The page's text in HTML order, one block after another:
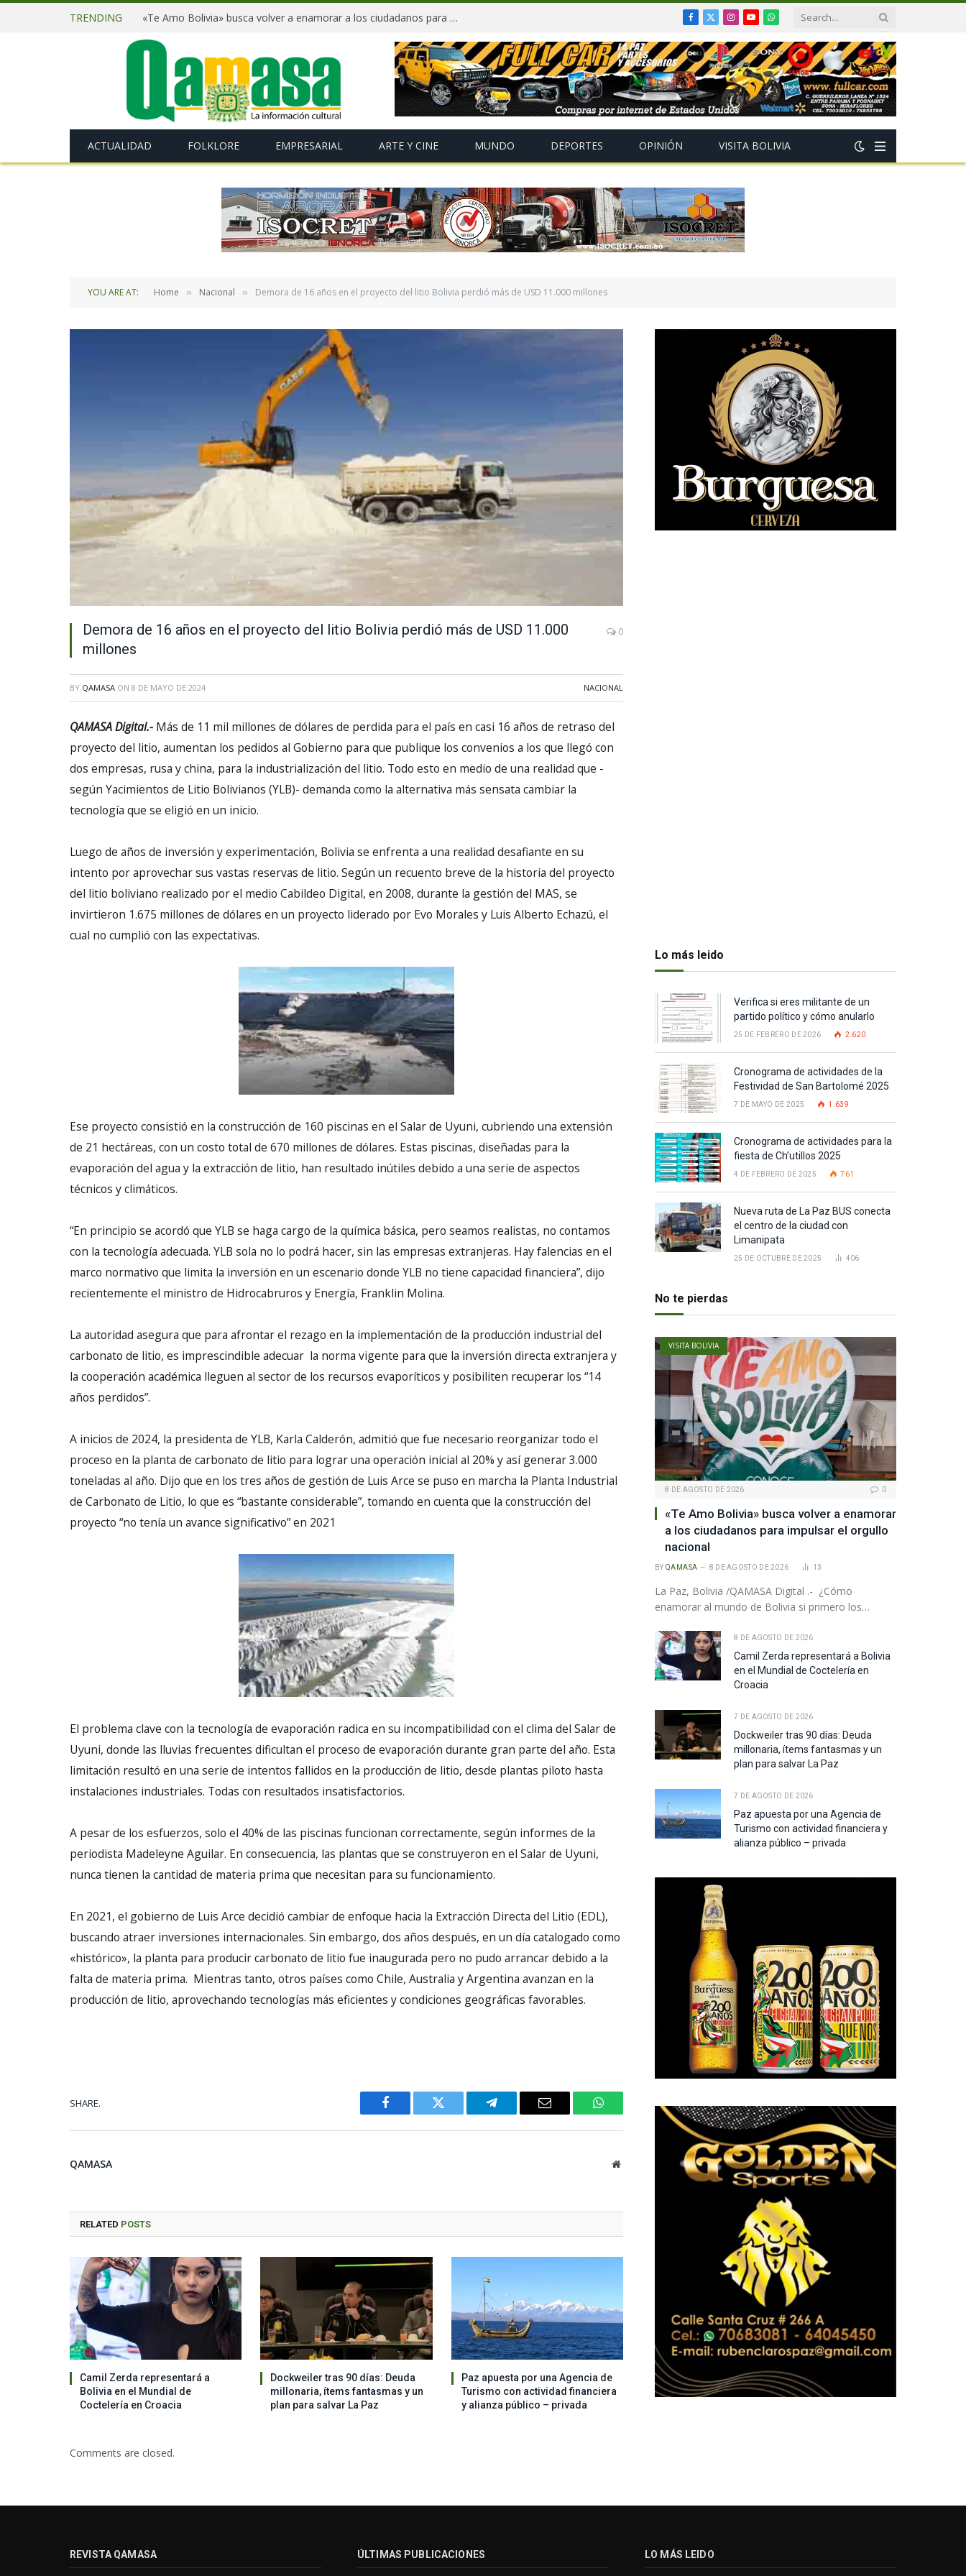
TRENDING «Te Amo Bolivia» busca volver a enamorar a los ciudadanos para impulsar el orgullo nacional Facebook
X
(Twitter)
Instagram
YouTubeWhatsApp
ACTUALIDAD FOLKLORE EMPRESARIAL ARTE Y CINE MUNDO DEPORTES OPINIÓN VISITA BOLIVIA
YOU ARE AT: Home » Nacional » Demora de 16 años en el proyecto del litio Bolivia perdió más de USD 11.000 millones
Demora de 16 años en el proyecto del litio Bolivia perdió más de USD 11.000
millones
0
BY QAMASA ON 8 DE MAYO DE 2024 NACIONAL
QAMASA Digital.- Más de 11 mil millones de dólares de perdida para el país en casi 16 años de retraso del
proyecto del litio, aumentan los pedidos al Gobierno para que publique los convenios a los que llegó con
dos empresas, rusa y china, para la industrialización del litio. Todo esto en medio de una realidad que -
según Yacimientos de Litio Bolivianos (YLB)- demanda como la alternativa más sensata cambiar la
tecnología que se eligió en un inicio.
Luego de años de inversión y experimentación, Bolivia se enfrenta a una realidad desafiante en su
intento por aprovechar sus vastas reservas de litio. Según un recuento breve de la historia del proyecto
del litio boliviano realizado por el medio Cabildeo Digital, en 2008, durante la gestión del MAS, se
invirtieron 1.675 millones de dólares en un proyecto liderado por Evo Morales y Luis Alberto Echazú, el
cual no cumplió con las expectativas.
Ese proyecto consistió en la construcción de 160 piscinas en el Salar de Uyuni, cubriendo una extensión
de 21 hectáreas, con un costo total de 670 millones de dólares. Estas piscinas, diseñadas para la
evaporación del agua y la extracción de litio, han resultado inútiles debido a una serie de aspectos
técnicos y climáticos.
“En principio se acordó que YLB se haga cargo de la química básica, pero seamos realistas, no contamos
con la tecnología adecuada. YLB sola no lo podrá hacer, sin las empresas extranjeras. Hay falencias en el
marco normativo que limita la inversión en un escenario donde YLB no tiene capacidad financiera”, dijo
recientemente el ministro de Hidrocabruros y Energía, Franklin Molina.
La autoridad asegura que para afrontar el rezago en la implementación de la producción industrial del
carbonato de litio, es imprescindible adecuar la norma vigente para que la inversión directa extranjera y
la cooperación académica lleguen al sector de los recursos evaporíticos y posibiliten recuperar los “14
años perdidos”.
A inicios de 2024, la presidenta de YLB, Karla Calderón, admitió que fue necesario reorganizar todo el
proceso en la planta de carbonato de litio para lograr una operación inicial al 20% y así generar 3.000
toneladas al año. Dijo que en los tres años de gestión de Luis Arce se puso en marcha la Planta Industrial
de Carbonato de Litio, lo que es “bastante considerable”, tomando en cuenta que la construcción del
proyecto “no tenía un avance significativo” en 2021
El problema clave con la tecnología de evaporación radica en su incompatibilidad con el clima del Salar de
Uyuni, donde las lluvias frecuentes dificultan el proceso de evaporación durante gran parte del año. Esta
limitación resultó en una serie de intentos fallidos en la producción de litio, desde plantas piloto hasta
instalaciones industriales. Todas con resultados insatisfactorios.
A pesar de los esfuerzos, solo el 40% de las piscinas funcionan correctamente, según informes de la
periodista Madeleyne Aguilar. En consecuencia, las plantas que se construyeron en el Salar de Uyuni,
nunca tienen la cantidad de materia prima que necesitan para su funcionamiento.
En 2021, el gobierno de Luis Arce decidió cambiar de enfoque hacia la Extracción Directa del Litio (EDL),
buscando atraer inversiones internacionales. Sin embargo, dos años después, en un día catalogado como
«histórico», la planta para producir carbonato de litio fue inaugurada pero no pudo arrancar debido a la
falta de materia prima. Mientras tanto, otros países como Chile, Australia y Argentina avanzan en la
producción de litio, aprovechando tecnologías más eficientes y condiciones geográficas favorables.
SHARE.
Facebook Twitter Telegram Email WhatsApp
QAMASA Website
RELATED POSTS
Camil Zerda representará a
Bolivia en el Mundial de
Coctelería en Croacia
Dockweiler tras 90 días: Deuda
millonaria, ítems fantasmas y un
plan para salvar La Paz
Paz apuesta por una Agencia de
Turismo con actividad financiera
y alianza público – privada
Comments are closed.
Lo más leido
Verifica si eres militante de un
partido político y cómo anularlo
25 DE FEBRERO DE 2026 2.620
Cronograma de actividades de la
Festividad de San Bartolomé 2025
7 DE MAYO DE 2025 1.639
Cronograma de actividades para la
fiesta de Ch’utillos 2025
4 DE FEBRERO DE 2025 761
Nueva ruta de La Paz BUS conecta
el centro de la ciudad con
Limanipata
25 DE OCTUBRE DE 2025 406
No te pierdas
VISITA BOLIVIA
8 DE AGOSTO DE 2026 0
«Te Amo Bolivia» busca volver a enamorar
a los ciudadanos para impulsar el orgullo
nacional
BY QAMASA 8 DE AGOSTO DE 2026 13
La Paz, Bolivia /QAMASA Digital .- ¿Cómo
enamorar al mundo de Bolivia si primero los…
8 DE AGOSTO DE 2026
Camil Zerda representará a Bolivia
en el Mundial de Coctelería en
Croacia
7 DE AGOSTO DE 2026
Dockweiler tras 90 días: Deuda
millonaria, ítems fantasmas y un
plan para salvar La Paz
7 DE AGOSTO DE 2026
Paz apuesta por una Agencia de
Turismo con actividad financiera y
alianza público – privada
REVISTA QAMASA ÚLTIMAS PUBLICACIONES LO MÁS LEIDO